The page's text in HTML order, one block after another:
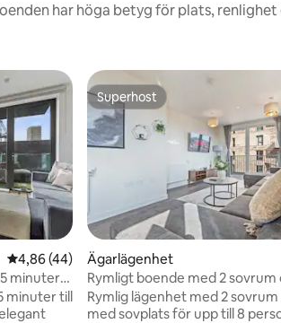
har höga betyg för plats, renlighet
4,86 av 5 i genomsnittligt betyg, 44
4,86 (44)
minuter
minuter till
Superhost
Superhost
Ägarlägenhet
Rymligt boende med 2 sovrum
sovplats för 8, arbetsyta, nära
Rymlig lägenhet med 2
med sovplats för upp till 8